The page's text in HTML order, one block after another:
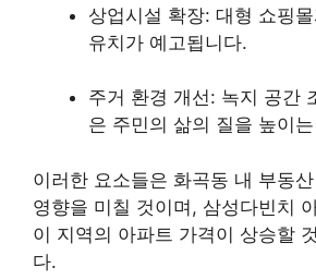
상업시설 확장: 대형 쇼핑
유치가 예고됩니다.
주거 환경 개선: 녹지 공간
은 주민의 삶의 질을 높이
이러한 요소들은 화곡동 내 부동
영향을 미칠 것이며, 삼성다빈치
이 지역의 아파트 가격이 상승할
다.